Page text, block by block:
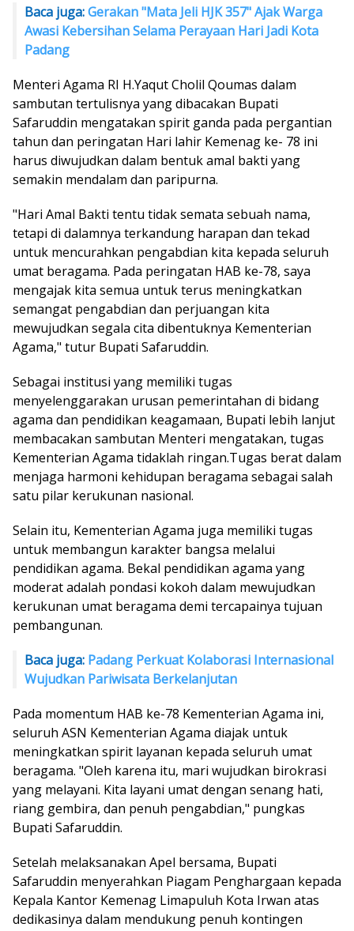
Baca juga:Gerakan "Mata Jeli HJK 357" Ajak Warga
Awasi Kebersihan Selama Perayaan Hari Jadi Kota
Padang
Menteri Agama RI H.Yaqut Cholil Qoumas dalam
sambutan tertulisnya yang dibacakan Bupati
Safaruddin mengatakan spirit ganda pada pergantian
tahun dan peringatan Hari lahir Kemenag ke- 78 ini
harus diwujudkan dalam bentuk amal bakti yang
semakin mendalam dan paripurna.
"Hari Amal Bakti tentu tidak semata sebuah nama,
tetapi di dalamnya terkandung harapan dan tekad
untuk mencurahkan pengabdian kita kepada seluruh
umat beragama. Pada peringatan HAB ke-78, saya
mengajak kita semua untuk terus meningkatkan
semangat pengabdian dan perjuangan kita
mewujudkan segala cita dibentuknya Kementerian
Agama," tutur Bupati Safaruddin.
Sebagai institusi yang memiliki tugas
menyelenggarakan urusan pemerintahan di bidang
agama dan pendidikan keagamaan, Bupati lebih lanjut
membacakan sambutan Menteri mengatakan, tugas
Kementerian Agama tidaklah ringan.Tugas berat dalam
menjaga harmoni kehidupan beragama sebagai salah
satu pilar kerukunan nasional.
Selain itu, Kementerian Agama juga memiliki tugas
untuk membangun karakter bangsa melalui
pendidikan agama. Bekal pendidikan agama yang
moderat adalah pondasi kokoh dalam mewujudkan
kerukunan umat beragama demi tercapainya tujuan
pembangunan.
Baca juga: Padang Perkuat Kolaborasi Internasional
Wujudkan Pariwisata Berkelanjutan
Pada momentum HAB ke-78 Kementerian Agama ini,
seluruh ASN Kementerian Agama diajak untuk
meningkatkan spirit layanan kepada seluruh umat
beragama. "Oleh karena itu, mari wujudkan birokrasi
yang melayani. Kita layani umat dengan senang hati,
riang gembira, dan penuh pengabdian," pungkas
Bupati Safaruddin.
Setelah melaksanakan Apel bersama, Bupati
Safaruddin menyerahkan Piagam Penghargaan kepada
Kepala Kantor Kemenag Limapuluh Kota Irwan atas
dedikasinya dalam mendukung penuh kontingen